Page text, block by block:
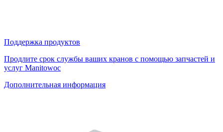
Поддержка продуктов
Продлите срок службы ваших кранов с помощью запчастей и
услуг Manitowoc
Дополнительная информация